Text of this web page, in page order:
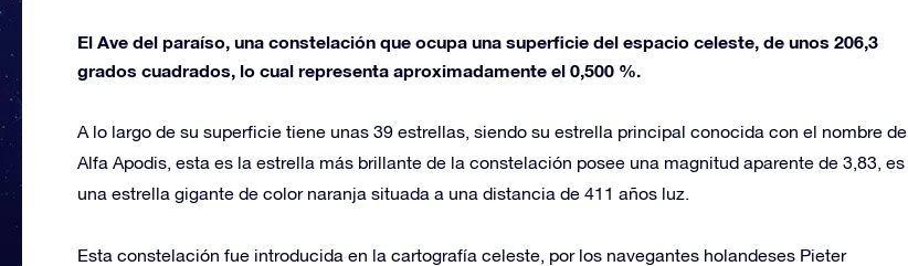
El Ave del paraíso, una constelación que ocupa una superficie del espacio celeste, de unos 206,3
grados cuadrados, lo cual representa aproximadamente el 0,500 %.
A lo largo de su superficie tiene unas 39 estrellas, siendo su estrella principal conocida con el nombre de
Alfa Apodis, esta es la estrella más brillante de la constelación posee una magnitud aparente de 3,83, es
una estrella gigante de color naranja situada a una distancia de 411 años luz.
Esta constelación fue introducida en la cartografía celeste, por los navegantes holandeses Pieter